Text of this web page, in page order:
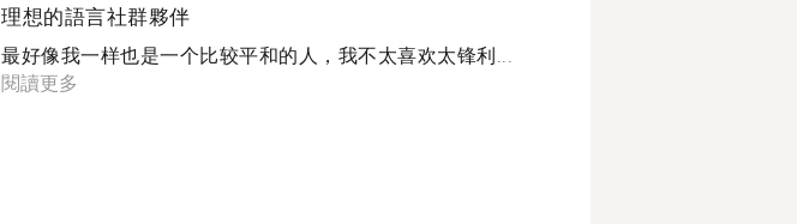
理想的語言社群夥伴
最好像我一样也是一个比较平和的人，我不太喜欢太锋利...
閱讀更多